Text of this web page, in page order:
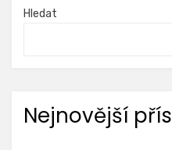
Hledat
Nejnovější